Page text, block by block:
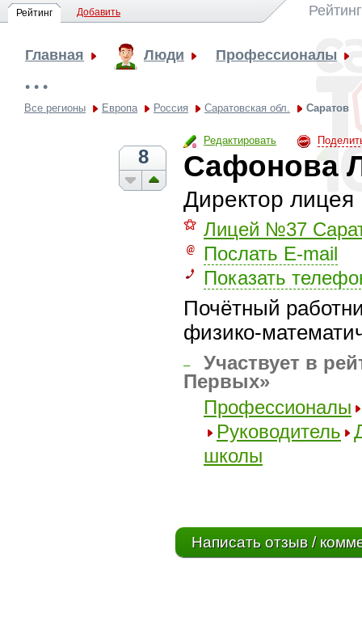
Рейтинг Добавить
Главная Люди Профессионалы
• • •
Все регионы Европа Россия Саратовская обл. Саратов
Редактировать
8 Сафонова
Директор
⚝ Лицей №37
Послать E-mail
Показать
Почётный
физико-
–
Участвует в
Первых»
Профессионалы
Руководитель
школы
Написать отзыв /